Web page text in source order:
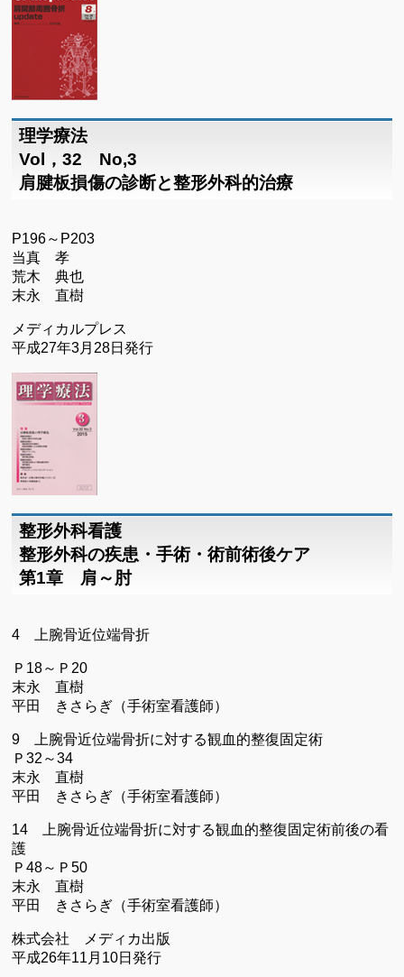
理学療法
Vol，32 No,3
肩腱板損傷の診断と整形外科的治療
P196～P203
当真 孝
荒木 典也
末永 直樹
メディカルプレス
平成27年3月28日発行
整形外科看護
整形外科の疾患・手術・術前術後ケア
第1章 肩～肘
4 上腕骨近位端骨折
Ｐ18～Ｐ20
末永 直樹
平田 きさらぎ（手術室看護師）
9 上腕骨近位端骨折に対する観血的整復固定術
Ｐ32～34
末永 直樹
平田 きさらぎ（手術室看護師）
14 上腕骨近位端骨折に対する観血的整復固定術前後の看
護
Ｐ48～Ｐ50
末永 直樹
平田 きさらぎ（手術室看護師）
株式会社 メディカ出版
平成26年11月10日発行